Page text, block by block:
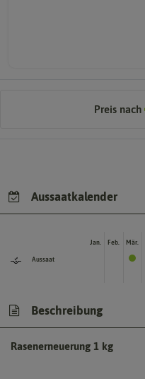
Preis nach
Aussaatkalender
Aussaat
Jan. Feb. Mär.
Beschreibung
Rasenerneuerung 1 kg